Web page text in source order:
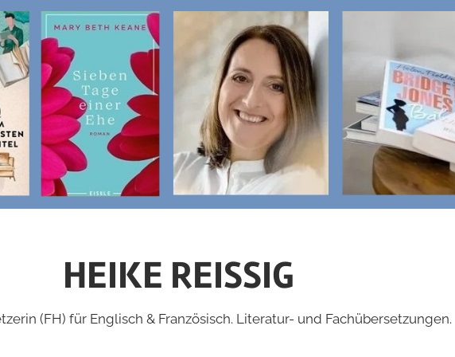
HEIKE REISSIG
(FH) für Englisch & Französisch. Literatur- und Fachübersetzungen.